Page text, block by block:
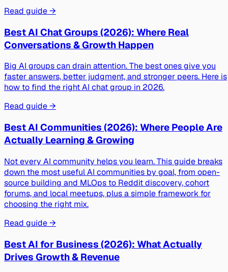
Read guide →
Best AI Chat Groups (2026): Where Real
Conversations & Growth Happen
Big AI groups can drain attention. The best ones give you
faster answers, better judgment, and stronger peers. Here is
how to find the right AI chat group in 2026.
Read guide →
Best AI Communities (2026): Where People Are
Actually Learning & Growing
Not every AI community helps you learn. This guide breaks
down the most useful AI communities by goal, from open-
source building and MLOps to Reddit discovery, cohort
forums, and local meetups, plus a simple framework for
choosing the right mix.
Read guide →
Best AI for Business (2026): What Actually
Drives Growth & Revenue